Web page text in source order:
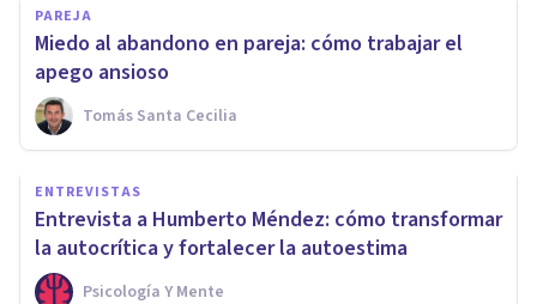
PAREJA
Miedo al abandono en pareja: cómo trabajar el
apego ansioso
Tomás Santa Cecilia
ENTREVISTAS
Entrevista a Humberto Méndez: cómo transformar
la autocrítica y fortalecer la autoestima
Psicología Y Mente